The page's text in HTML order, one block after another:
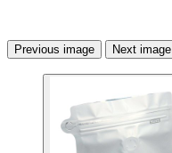
Previous image Next image